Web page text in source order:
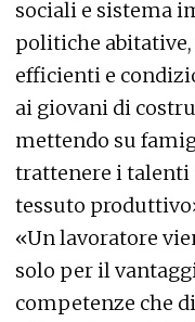
sociali e sistema
politiche
efficienti e
ai giovani di
mettendo su
trattenere i talenti
tessuto
«Un lavoratore
solo per il
competenze che